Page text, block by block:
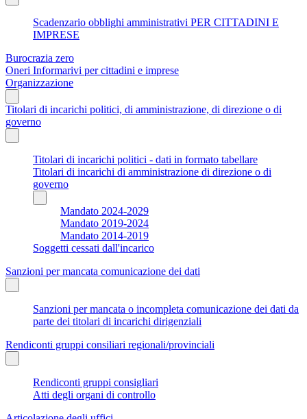
Scadenzario obblighi amministrativi PER CITTADINI E
IMPRESE
Burocrazia zero
Oneri Informarivi per cittadini e imprese
Organizzazione
Titolari di incarichi politici, di amministrazione, di direzione o di
governo
Titolari di incarichi politici - dati in formato tabellare
Titolari di incarichi di amministrazione di direzione o di
governo
Mandato 2024-2029
Mandato 2019-2024
Mandato 2014-2019
Soggetti cessati dall'incarico
Sanzioni per mancata comunicazione dei dati
Sanzioni per mancata o incompleta comunicazione dei dati da
parte dei titolari di incarichi dirigenziali
Rendiconti gruppi consiliari regionali/provinciali
Rendiconti gruppi consigliari
Atti degli organi di controllo